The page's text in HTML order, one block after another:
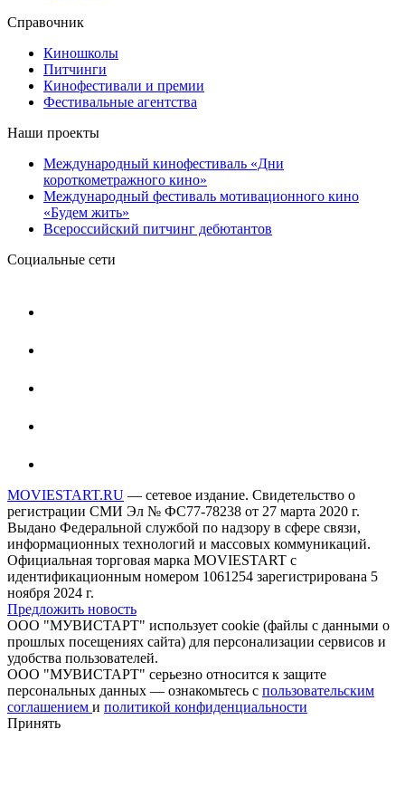
Справочник
Киношколы
Питчинги
Кинофестивали и премии
Фестивальные агентства
Наши проекты
Международный кинофестиваль «Дни
короткометражного кино»
Международный фестиваль мотивационного кино
«Будем жить»
Всероссийский питчинг дебютантов
Социальные сети
MOVIESTART.RU — сетевое издание. Свидетельство о
регистрации СМИ Эл № ФС77-78238 от 27 марта 2020 г.
Выдано Федеральной службой по надзору в сфере связи,
информационных технологий и массовых коммуникаций.
Официальная торговая марка MOVIESTART с
идентификационным номером 1061254 зарегистрирована 5
ноября 2024 г.
Предложить новость
ООО "МУВИСТАРТ" использует cookie (файлы с данными о
прошлых посещениях сайта) для персонализации сервисов и
удобства пользователей.
ООО "МУВИСТАРТ" серьезно относится к защите
персональных данных — ознакомьтесь с пользовательским
соглашением и политикой конфиденциальности
Принять